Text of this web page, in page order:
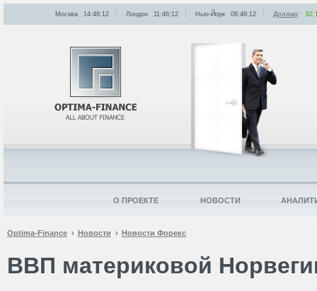
Optima-Finance Новости Новости Форекс
ВВП материковой
Москва 14:46:12 Лондон 11:46:12 Нью-Йорк 06:46:12 Доллар:
О ПРОЕКТЕ НОВОСТИ